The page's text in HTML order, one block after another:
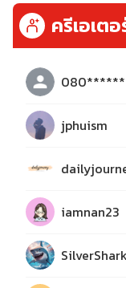
ครีเอเต
jphuism
iamnan23
SilverShark